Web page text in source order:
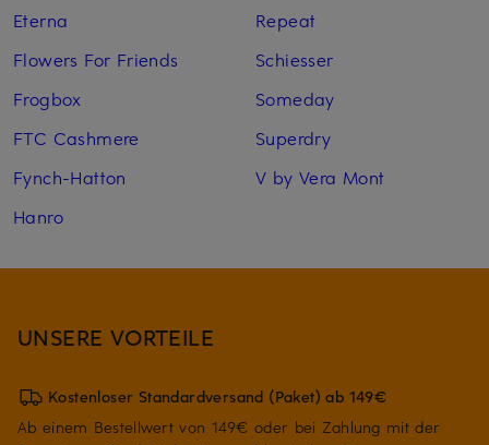
Eterna
Flowers For Friends
Frogbox
FTC Cashmere
Fynch-Hatton
Hanro
Repeat
Schiesser
Someday
Superdry
V by Vera Mont
UNSERE VORTEILE
Kostenloser Standardversand (Paket) ab 149€
Ab einem Bestellwert von 149€ oder bei Zahlung mit der